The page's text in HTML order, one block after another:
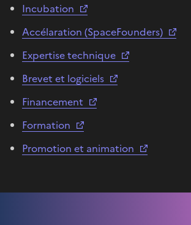
Incubation
Accélaration (SpaceFounders)
Expertise technique
Brevet et logiciels
Financement
Formation
Promotion et animation